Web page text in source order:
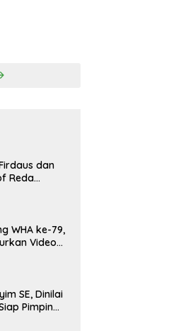
dan
Reda
Jaga
Dapur
Pengawasan
WHA ke-79,
Video
Global
SE, Dinilai
Pimpin